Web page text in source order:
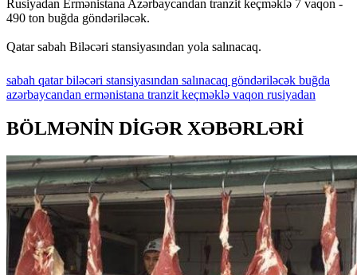
Rusiyadan Ermənistana Azərbaycandan tranzit keçməklə 7 vaqon -
490 ton buğda göndəriləcək.
Qatar sabah Biləcəri stansiyasından yola salınacaq.
sabah qatarbiləcəri stansiyasından salınacaq göndəriləcək buğda
azərbaycandan ermənistana tranzit keçməklə vaqon rusiyadan
BÖLMƏNİN DİGƏR XƏBƏRLƏRİ